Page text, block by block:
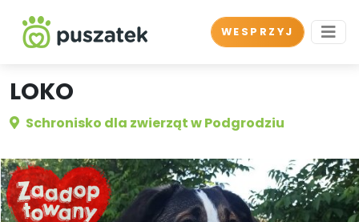
WESPRZYJ
LOKO
Schronisko dla zwierząt w Podgrodziu